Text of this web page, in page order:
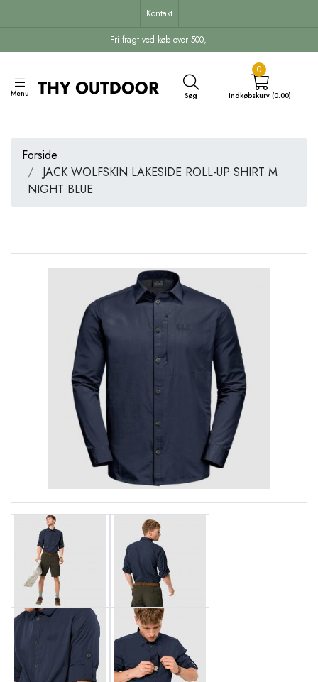
Fri fragt ved køb over 500,-
Kontakt
Menu Søg
0
Indkøbskurv (0.00)
Forside
JACK WOLFSKIN LAKESIDE ROLL-UP SHIRT M
NIGHT BLUE